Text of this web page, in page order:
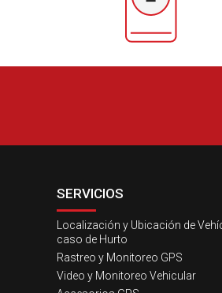
SERVICIOS
Localización y Ubicación de
caso de Hurto
Rastreo y Monitoreo GPS
Video y Monitoreo Vehicular